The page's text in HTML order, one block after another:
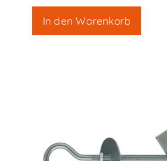
In den Warenkorb